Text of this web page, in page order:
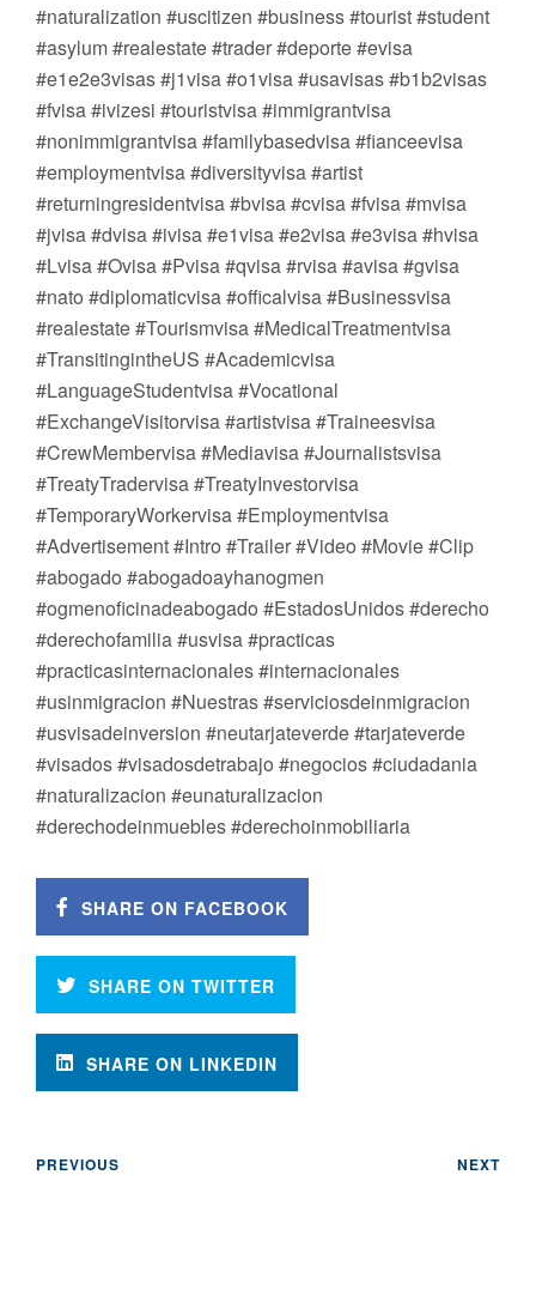
#naturalization #uscitizen #business #tourist #student
#asylum #realestate #trader #deporte #evisa
#e1e2e3visas #j1visa #o1visa #usavisas #b1b2visas
#fvisa #ivizesi #touristvisa #immigrantvisa
#nonimmigrantvisa #familybasedvisa #fianceevisa
#employmentvisa #diversityvisa #artist
#returningresidentvisa #bvisa #cvisa #fvisa #mvisa
#jvisa #dvisa #ivisa #e1visa #e2visa #e3visa #hvisa
#Lvisa #Ovisa #Pvisa #qvisa #rvisa #avisa #gvisa
#nato #diplomaticvisa #officalvisa #Businessvisa
#realestate #Tourismvisa #MedicalTreatmentvisa
#TransitingintheUS #Academicvisa
#LanguageStudentvisa #Vocational
#ExchangeVisitorvisa #artistvisa #Traineesvisa
#CrewMembervisa #Mediavisa #Journalistsvisa
#TreatyTradervisa #TreatyInvestorvisa
#TemporaryWorkervisa #Employmentvisa
#Advertisement #Intro #Trailer #Video #Movie #Clip
#abogado #abogadoayhanogmen
#ogmenoficinadeabogado #EstadosUnidos #derecho
#derechofamilia #usvisa #practicas
#practicasinternacionales #internacionales
#usinmigracion #Nuestras #serviciosdeinmigracion
#usvisadeinversion #neutarjateverde #tarjateverde
#visados #visadosdetrabajo #negocios #ciudadania
#naturalizacion #eunaturalizacion
#derechodeinmuebles #derechoinmobiliaria
SHARE ON FACEBOOK
SHARE ON TWITTER
SHARE ON LINKEDIN
PREVIOUS NEXT